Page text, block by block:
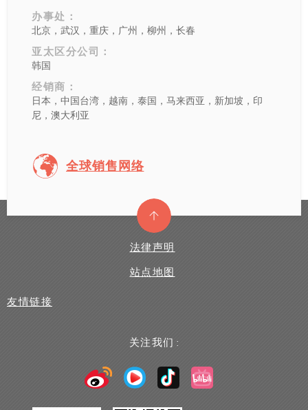
办事处：
北京，武汉，重庆，广州，柳州，长春
亚太区分公司：
韩国
经销商：
日本，中国台湾，越南，泰国，马来西亚，新加坡，印
尼，澳大利亚
全球销售网络
法律声明
站点地图
友情链接
关注我们 :